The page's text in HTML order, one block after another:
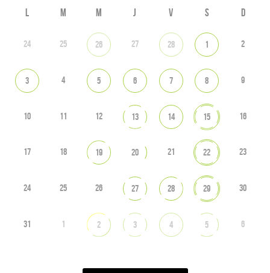
L M M J V S D
24 25 26 27 28 1 2
3 4 5 6 7 8 9
10 11 12 13 14 15 16
17 18 19 20 21 22 23
24 25 26 27 28 29 30
31 1 2 3 4 5 6